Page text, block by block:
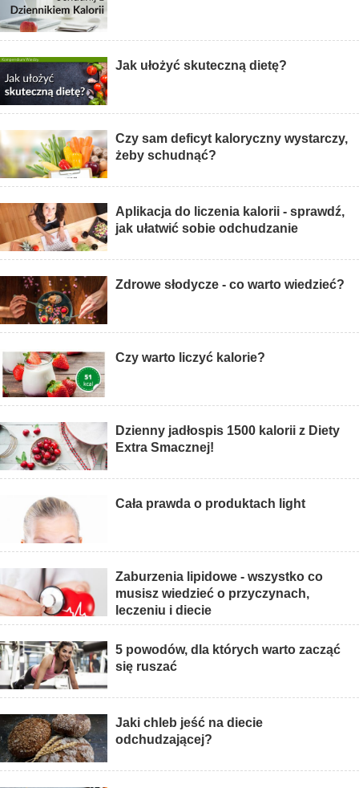
Jak ułożyć skuteczną dietę?
Czy sam deficyt kaloryczny wystarczy,
żeby schudnąć?
Aplikacja do liczenia kalorii - sprawdź,
jak ułatwić sobie odchudzanie
Zdrowe słodycze - co warto wiedzieć?
Czy warto liczyć kalorie?
Dzienny jadłospis 1500 kalorii z Diety
Extra Smacznej!
Cała prawda o produktach light
Zaburzenia lipidowe - wszystko co
musisz wiedzieć o przyczynach,
leczeniu i diecie
5 powodów, dla których warto zacząć
się ruszać
Jaki chleb jeść na diecie
odchudzającej?